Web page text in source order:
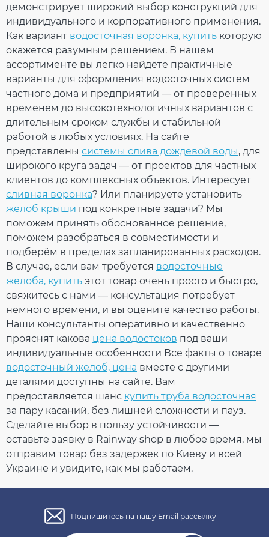
ПРОДОЛЖИТЬ ПОКУПКИ
упаковке
10 шт
Дополнительные характеристики
Температура
использования
от - 40°С / до +
60°С
Температура для
монтажа
от + 5°С
Устойчивость к
УФ-излучению
Устойчивый
Гарантия
10 лет
Европейский
стандарт
EN 607:2004
Сертификат
соответствия
Сертифицирован
Ваш отзыв
Рейтинг
ОТПРАВИТЬ
Угол желоба наружный
90° (RAINWAY 130) серый
На складе
491.53
грн
-15% Скидка
73.73
грн
демонстрирует широкий выбор конструкций для
индивидуального и корпоративного применения.
Как вариант водосточная воронка, купить которую
окажется разумным решением. В нашем
ассортименте вы легко найдёте практичные
варианты для оформления водосточных систем
частного дома и предприятий — от проверенных
временем до высокотехнологичных вариантов с
длительным сроком службы и стабильной
работой в любых условиях. На сайте
представлены системы слива дождевой воды, для
широкого круга задач — от проектов для частных
клиентов до комплексных объектов. Интересует
сливная воронка? Или планируете установить
желоб крыши под конкретные задачи? Мы
поможем принять обоснованное решение,
поможем разобраться в совместимости и
подберём в пределах запланированных расходов.
В случае, если вам требуется водосточные
желоба, купить этот товар очень просто и быстро,
свяжитесь с нами — консультация потребует
немного времени, и вы оцените качество работы.
Наши консультанты оперативно и качественно
прояснят какова цена водостоков под ваши
индивидуальные особенности Все факты о товаре
водосточный желоб, цена вместе с другими
деталями доступны на сайте. Вам
предоставляется шанс купить труба водосточная
за пару касаний, без лишней сложности и пауз.
Сделайте выбор в пользу устойчивости —
оставьте заявку в Rainway shop в любое время, мы
отправим товар без задержек по Киеву и всей
Украине и увидите, как мы работаем.
Подпишитесь на нашу Email рассылку